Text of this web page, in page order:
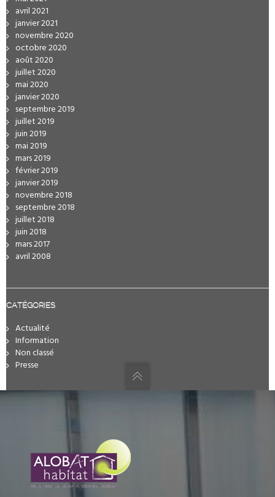
avril 2021
janvier 2021
novembre 2020
octobre 2020
août 2020
juillet 2020
mai 2020
janvier 2020
septembre 2019
juillet 2019
juin 2019
mai 2019
mars 2019
février 2019
janvier 2019
novembre 2018
septembre 2018
juillet 2018
juin 2018
mars 2017
avril 2008
CATÉGORIES
Actualité
Information
Non classé
Presse